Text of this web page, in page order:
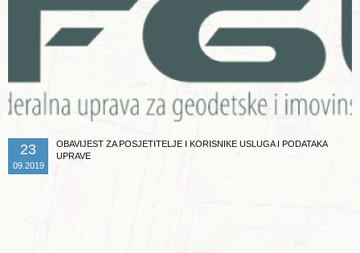
23
09.2019
OBAVIJEST ZA POSJETITELJE I KORISNIKE USLUGA I PODATAKA
UPRAVE